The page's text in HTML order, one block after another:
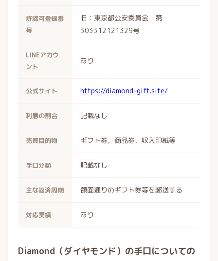
許認可登録番
号
旧：東京都公安委員会 第
303312121329号
LINEアカウ
ント
あり
公式サイト https://diamond-gift.site/
利息の割合 記載なし
売買目的物 ギフト券，商品券，収入印紙等
手口分類 記載なし
主な返済周期 額面通りのギフト券等を郵送する
対応実績 あり
Diamond（ダイヤモンド）の手口についての